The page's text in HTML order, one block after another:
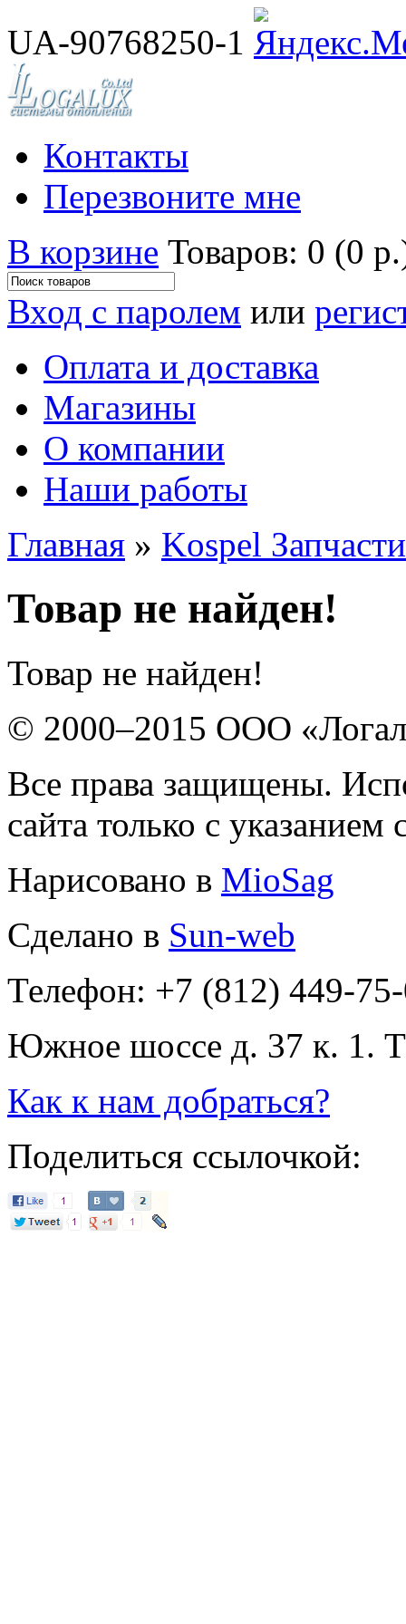
UA-90768250-1
Контакты
Перезвоните мне
В корзине Товаров: 0 (0
Вход с паролем или
Оплата и доставка
Магазины
О компании
Наши работы
Главная » Kospel Запчасти
Товар не найден!
Товар не найден!
© 2000–2015 ООО
Все права защищены.
сайта только с
Нарисовано в MioSag
Сделано в Sun-web
Телефон: +7 (812) 449-
Южное шоссе д. 37 к. 1.
Как к нам добраться?
Поделиться ссылочкой: